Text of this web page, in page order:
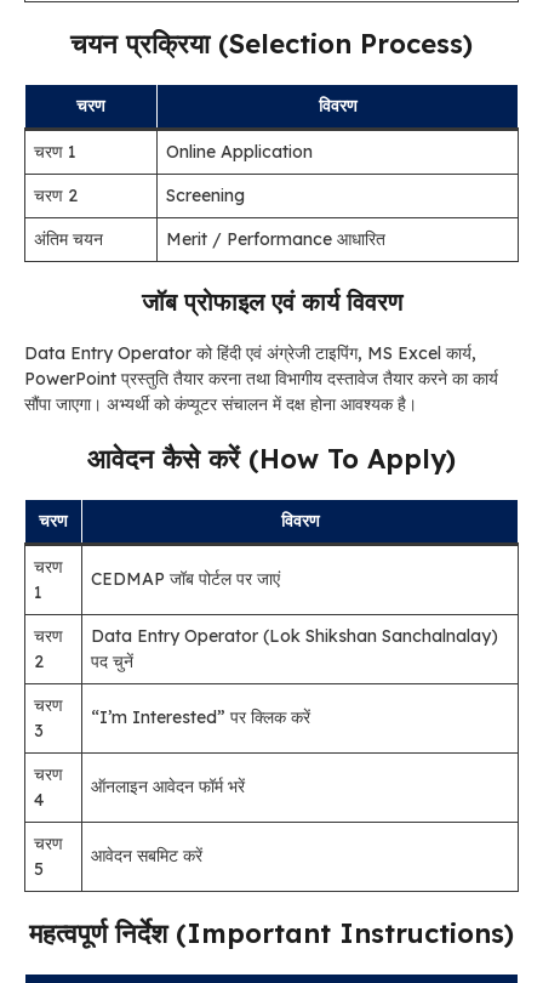
चयन प्रक्रिया (Selection Process)
चरण विवरण
चरण 1
Online Application
चरण 2
Screening
अंतिम चयन
Merit / Performance आधारित
जॉब प्रोफाइल एवं कार्य विवरण
Data Entry Operator को हिंदी एवं अंग्रेजी टाइपिंग, MS Excel कार्य,
PowerPoint प्रस्तुति तैयार करना तथा विभागीय दस्तावेज तैयार करने का कार्य
सौंपा जाएगा। अभ्यर्थी को कंप्यूटर संचालन में दक्ष होना आवश्यक है।
आवेदन कैसे करें (How To Apply)
चरण विवरण
चरण
1
CEDMAP जॉब पोर्टल पर जाएं
चरण
2
Data Entry Operator (Lok Shikshan Sanchalnalay)
पद चुनें
चरण
3
“I’m Interested” पर क्लिक करें
चरण
4
ऑनलाइन आवेदन फॉर्म भरें
चरण
5
आवेदन सबमिट करें
महत्वपूर्ण निर्देश (Important Instructions)